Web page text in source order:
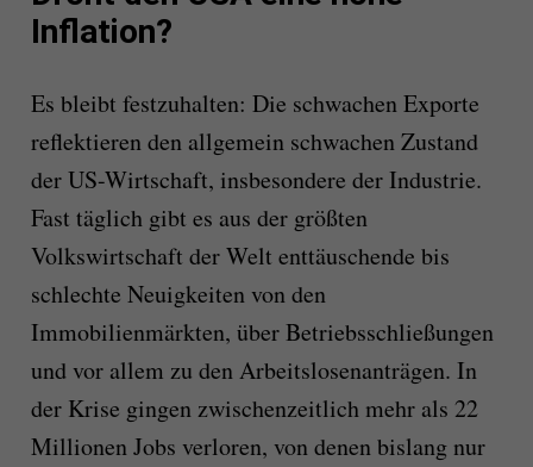
Inflation?
Es bleibt festzuhalten: Die schwachen Exporte
reflektieren den allgemein schwachen Zustand
der US-Wirtschaft, insbesondere der Industrie.
Fast täglich gibt es aus der größten
Volkswirtschaft der Welt enttäuschende bis
schlechte Neuigkeiten von den
Immobilienmärkten, über Betriebsschließungen
und vor allem zu den Arbeitslosenanträgen. In
der Krise gingen zwischenzeitlich mehr als 22
Millionen Jobs verloren, von denen bislang nur